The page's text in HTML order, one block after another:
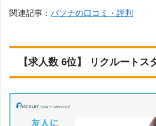
関連記事： パソナの口コミ・評判
【求人数 6位】 リクルートス